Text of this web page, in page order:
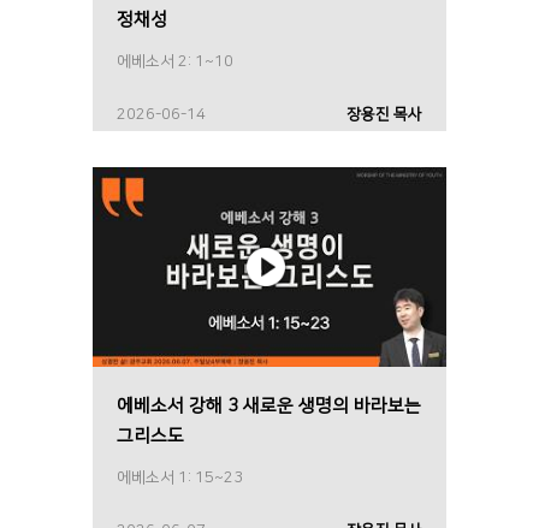
정채성
에베소서 2: 1~10
2026-06-14 장용진 목사
에베소서 강해 3 새로운 생명의 바라보는
그리스도
에베소서 1: 15~23